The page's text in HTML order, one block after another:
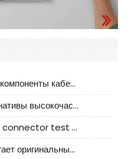
CNC Tech отечественные компоненты кабельной арматуры оценка и руководство по производственному внедрению
Анализ российской альтернативы высокочастотных кабельных колодцев I-PEX
CLIFF under the domestic connector test standard update
JST соединитель - предлагает оригинальные и заменяющие JST NSHR-02V-S соединители